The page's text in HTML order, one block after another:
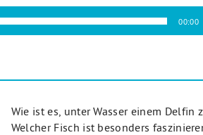
00:00
Wie ist es, unter Wasser einem Delfin
Welcher Fisch ist besonders